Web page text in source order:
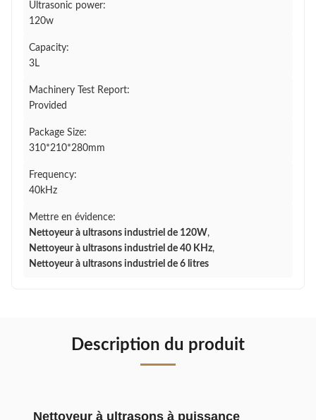
Ultrasonic power:
120w
Capacity:
3L
Machinery Test Report:
Provided
Package Size:
310*210*280mm
Frequency:
40kHz
Mettre en évidence:
Nettoyeur à ultrasons industriel de 120W,
Nettoyeur à ultrasons industriel de 40 KHz,
Nettoyeur à ultrasons industriel de 6 litres
Description du produit
Nettoyeur à ultrasons à puissance